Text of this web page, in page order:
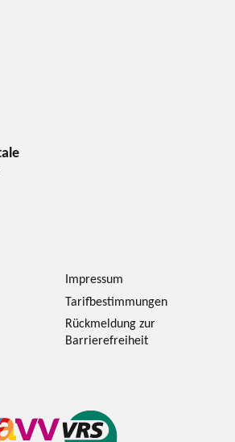
Impressum
Tarifbestimmungen
Rückmeldung zur
Barrierefreiheit